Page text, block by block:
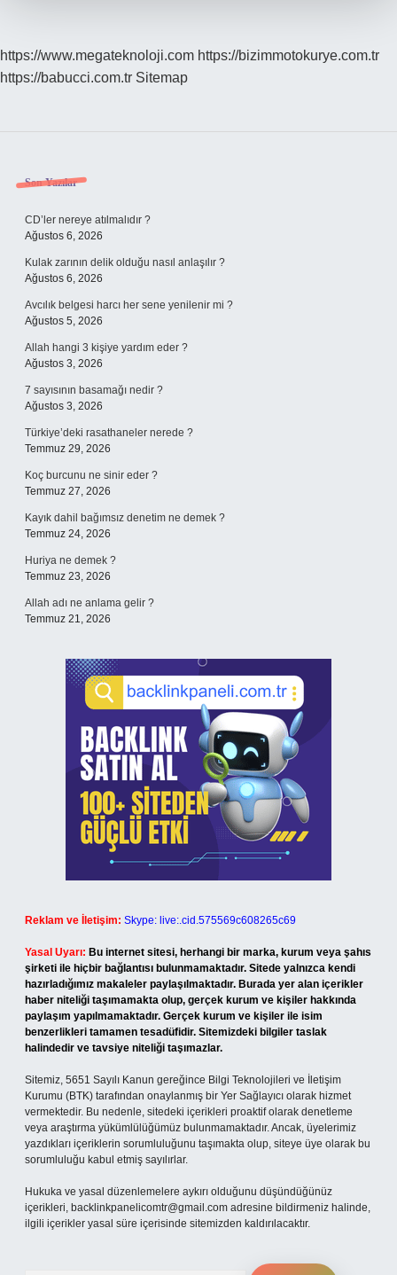
https://www.megateknoloji.com https://bizimmotokurye.com.tr
https://babucci.com.tr Sitemap
Sidebar
Son Yazılar
CD’ler nereye atılmalıdır ?
Ağustos 6, 2026
Kulak zarının delik olduğu nasıl anlaşılır ?
Ağustos 6, 2026
Avcılık belgesi harcı her sene yenilenir mi ?
Ağustos 5, 2026
Allah hangi 3 kişiye yardım eder ?
Ağustos 3, 2026
7 sayısının basamağı nedir ?
Ağustos 3, 2026
Türkiye’deki rasathaneler nerede ?
Temmuz 29, 2026
Koç burcunu ne sinir eder ?
Temmuz 27, 2026
Kayık dahil bağımsız denetim ne demek ?
Temmuz 24, 2026
Huriya ne demek ?
Temmuz 23, 2026
Allah adı ne anlama gelir ?
Temmuz 21, 2026
Reklam ve İletişim: Skype: live:.cid.575569c608265c69
Yasal Uyarı: Bu internet sitesi, herhangi bir marka, kurum veya şahıs
şirketi ile hiçbir bağlantısı bulunmamaktadır. Sitede yalnızca kendi
hazırladığımız makaleler paylaşılmaktadır. Burada yer alan içerikler
haber niteliği taşımamakta olup, gerçek kurum ve kişiler hakkında
paylaşım yapılmamaktadır. Gerçek kurum ve kişiler ile isim
benzerlikleri tamamen tesadüfidir. Sitemizdeki bilgiler taslak
halindedir ve tavsiye niteliği taşımazlar.
Sitemiz, 5651 Sayılı Kanun gereğince Bilgi Teknolojileri ve İletişim
Kurumu (BTK) tarafından onaylanmış bir Yer Sağlayıcı olarak hizmet
vermektedir. Bu nedenle, sitedeki içerikleri proaktif olarak denetleme
veya araştırma yükümlülüğümüz bulunmamaktadır. Ancak, üyelerimiz
yazdıkları içeriklerin sorumluluğunu taşımakta olup, siteye üye olarak bu
sorumluluğu kabul etmiş sayılırlar.
Hukuka ve yasal düzenlemelere aykırı olduğunu düşündüğünüz
içerikleri, backlinkpanelicomtr@gmail.com adresine bildirmeniz halinde,
ilgili içerikler yasal süre içerisinde sitemizden kaldırılacaktır.